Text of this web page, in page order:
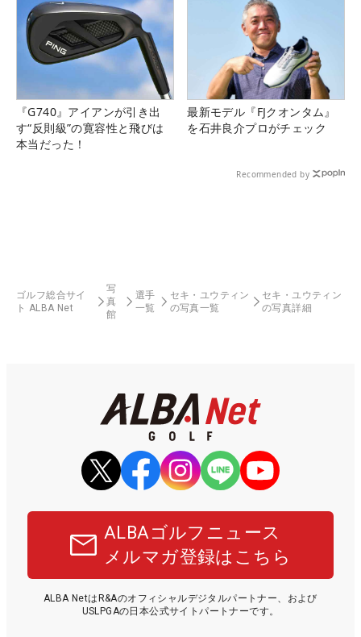
『G740』アイアンが引き出
す“反則級”の寛容性と飛びは
本当だった！
最新モデル『FJクオンタム』
を石井良介プロがチェック
Recommended by
ゴルフ総合サイ
ト ALBA Net
写
真
館
選手
一覧
セキ・ユウティン
の写真一覧
セキ・ユウティン
の写真詳細
ALBAゴルフニュース
メルマガ登録はこちら
ALBA NetはR&Aのオフィシャルデジタルパートナー、および
USLPGAの日本公式サイトパートナーです。